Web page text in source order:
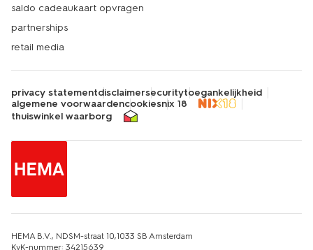
saldo cadeaukaart opvragen
partnerships
retail media
privacy statementdisclaimersecuritytoegankelijkheid
algemene voorwaardencookiesnix 18
thuiswinkel waarborg
HEMA B.V., NDSM-straat 10,1033 SB Amsterdam
KvK-nummer: 34215639